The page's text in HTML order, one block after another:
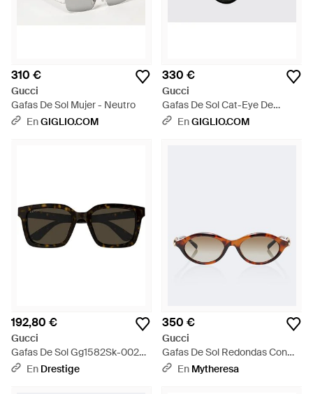
310 €
Gucci
Gafas De Sol Mujer - Neutro
EnGIGLIO.COM
330 €
Gucci
Gafas De Sol Cat-Eye De
Acetato Con Efecto Carey Y
EnGIGLIO.COM
192,80 €
Gucci
Gafas De Sol Gg1582Sk-002
Adulto - Negro
En Drestige
350 €
Gucci
Gafas De Sol Redondas Con
Horsebit - Marrón
En Mytheresa